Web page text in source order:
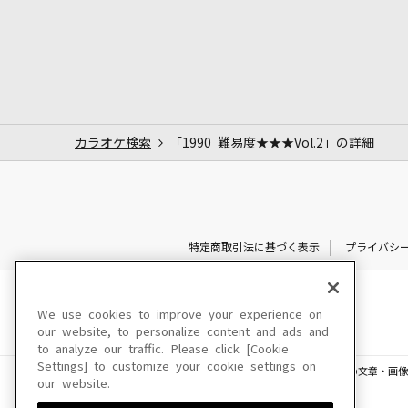
カラオケ検索 「1990 難易度★★★Vol.2」の詳細
特定商取引法に基づく表示 プライバシ
このサイトに掲載されている一切の文章・画
We use cookies to improve your experience on
our website, to personalize content and ads and
to analyze our traffic. Please click [Cookie
Settings] to customize your cookie settings on
our website.